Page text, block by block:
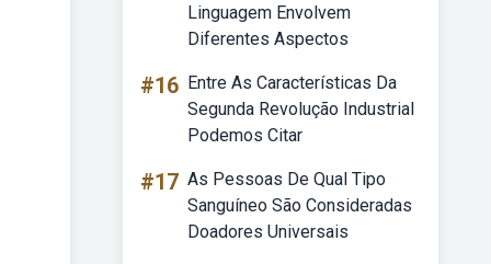
Linguagem Envolvem
Diferentes Aspectos
#16 Entre As Características Da
Segunda Revolução Industrial
Podemos Citar
#17 As Pessoas De Qual Tipo
Sanguíneo São Consideradas
Doadores Universais